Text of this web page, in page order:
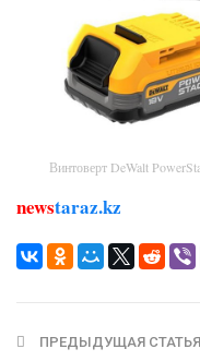
Винтоверт DeWalt
newstaraz.kz
ПРЕДЫДУЩАЯ СТАТЬЯ